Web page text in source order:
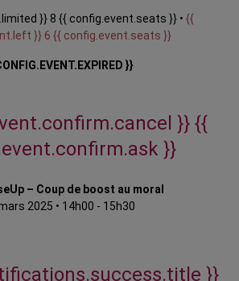
}} 8 {{ config.event.seats }} • {{
}} 6 {{ config.event.seats }}
}}
}} {{
}}
– Coup de boost au moral
2025 • 14h00 - 15h30
}}